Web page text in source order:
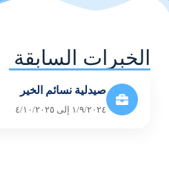
الخبرات السابقة
صيدلية نسائم الخير
١/٩/٢٠٢٤ إلى ٤/١٠/٢٠٢٥